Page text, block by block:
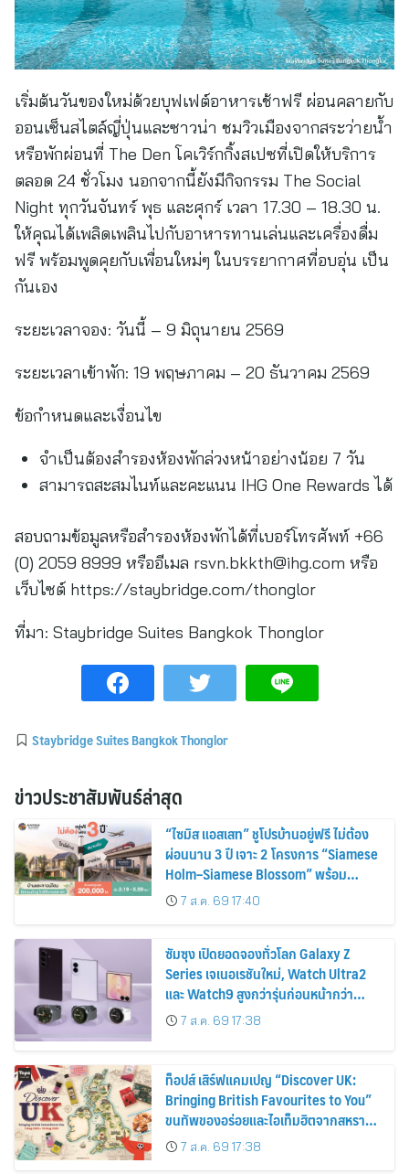
เริ่มต้นวันของใหม่ด้วยบุฟเฟต์อาหารเช้าฟรี ผ่อนคลายกับ
ออนเซ็นสไตล์ญี่ปุ่นและซาวน่า ชมวิวเมืองจากสระว่ายน้ำ
หรือพักผ่อนที่ The Den โคเวิร์กกิ้งสเปซที่เปิดให้บริการ
ตลอด 24 ชั่วโมง นอกจากนี้ยังมีกิจกรรม The Social
Night ทุกวันจันทร์ พุธ และศุกร์ เวลา 17.30 – 18.30 น.
ให้คุณได้เพลิดเพลินไปกับอาหารทานเล่นและเครื่องดื่ม
ฟรี พร้อมพูดคุยกับเพื่อนใหม่ๆ ในบรรยากาศที่อบอุ่น เป็น
กันเอง
ระยะเวลาจอง: วันนี้ – 9 มิถุนายน 2569
ระยะเวลาเข้าพัก: 19 พฤษภาคม – 20 ธันวาคม 2569
ข้อกำหนดและเงื่อนไข
จำเป็นต้องสำรองห้องพักล่วงหน้าอย่างน้อย 7 วัน
สามารถสะสมไนท์และคะแนน IHG One Rewards ได้
สอบถามข้อมูลหรือสำรองห้องพักได้ที่เบอร์โทรศัพท์ +66
(0) 2059 8999 หรืออีเมล rsvn.bkkth@ihg.com หรือ
เว็บไซต์ https://staybridge.com/thonglor
ที่มา: Staybridge Suites Bangkok Thonglor
Staybridge Suites Bangkok Thonglor
ข่าวประชาสัมพันธ์ล่าสุด
“ไซมิส แอสเสท” ชูโปรบ้านอยู่ฟรี ไม่ต้อง
ผ่อนนาน 3 ปี เจาะ 2 โครงการ “Siamese
Holm–Siamese Blossom” พร้อม
ส่วนลดและสิทธิพิเศษถึง 31 สิงหาคม
2569
7 ส.ค. 69 17:40
ซัมซุง เปิดยอดจองทั่วโลก Galaxy Z
Series เจเนอเรชันใหม่, Watch Ultra2
และ Watch9 สูงกว่ารุ่นก่อนหน้ากว่า
30%7 ส.ค. 69 17:38
ท็อปส์ เสิร์ฟแคมเปญ “Discover UK:
Bringing British Favourites to You”
ขนทัพของอร่อยและไอเท็มฮิตจากสหราช
อาณาจักร ส่งตรงถึงมือตั้งแต่วันนี้ – 18
สิงหาคมนี้
7 ส.ค. 69 17:38